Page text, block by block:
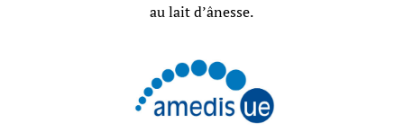
au lait d’ânesse.